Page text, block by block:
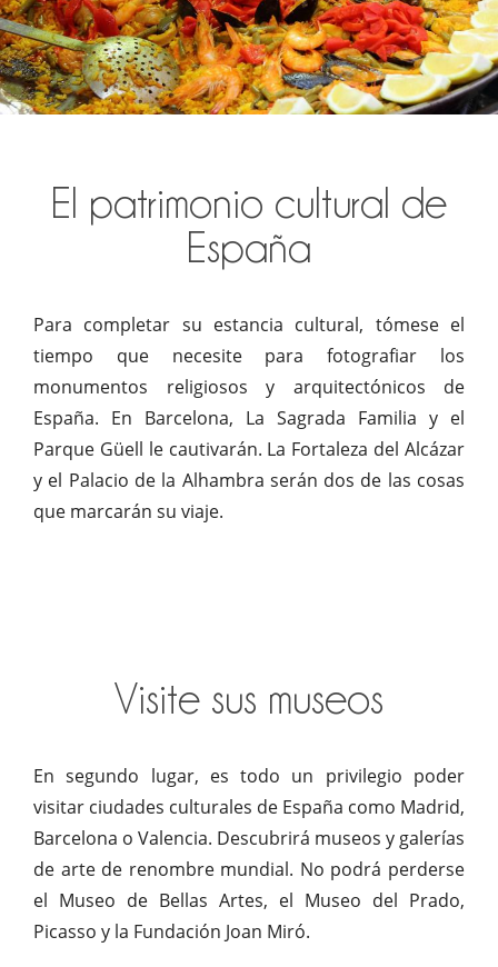
El patrimonio cultural de
España
Para completar su estancia cultural, tómese el
tiempo que necesite para fotografiar los
monumentos religiosos y arquitectónicos de
España. En Barcelona, La Sagrada Familia y el
Parque Güell le cautivarán. La Fortaleza del Alcázar
y el Palacio de la Alhambra serán dos de las cosas
que marcarán su viaje.
Visite sus museos
En segundo lugar, es todo un privilegio poder
visitar ciudades culturales de España como Madrid,
Barcelona o Valencia. Descubrirá museos y galerías
de arte de renombre mundial. No podrá perderse
el Museo de Bellas Artes, el Museo del Prado,
Picasso y la Fundación Joan Miró.